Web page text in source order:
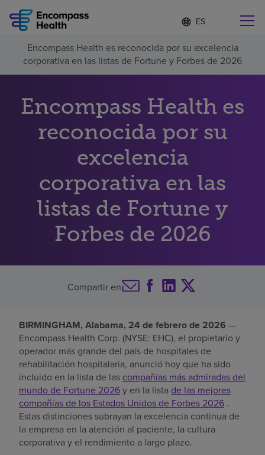
Lista
de
idiomas
contraída
d
o
m
a
l
e
c
c
i
o
a
o
Encuentre una localidad cerca de usted
Por qué debe elegirnos
Pacientes y cuidadores
Recursos de salud
Buscar un centro
Inversores
Empleos
Pagar mi factura
Encompass Health es reconocida por su excelencia
corporativa en las listas de Fortune y Forbes de 2026
Encompass Health es
reconocida por su
excelencia
corporativa en las
listas de Fortune y
Forbes de 2026
Compartir en
BIRMINGHAM, Alabama, 24 de febrero de 2026 —
Encompass Health Corp. (NYSE: EHC), el propietario y
operador más grande del país de hospitales de
rehabilitación hospitalaria, anunció hoy que ha sido
incluido en la lista de las compañías más admiradas del
mundo de Fortune 2026y en la lista de las mejores
compañías de los Estados Unidos de Forbes 2026 .
Estas distinciones subrayan la excelencia continua de
la empresa en la atención al paciente, la cultura
corporativa y el rendimiento a largo plazo.